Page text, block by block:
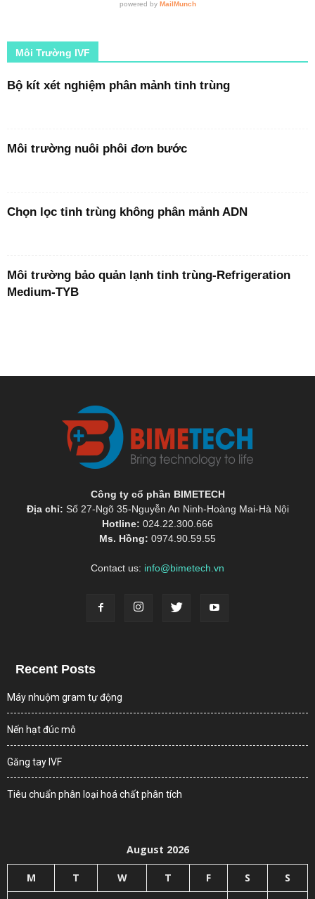
Môi Trường IVF
Bộ kít xét nghiệm phân mảnh tinh trùng
Môi trường nuôi phôi đơn bước
Chọn lọc tinh trùng không phân mảnh ADN
Môi trường bảo quản lạnh tinh trùng-Refrigeration
Medium-TYB
Công ty cổ phần BIMETECH
Địa chỉ: Số 27-Ngõ 35-Nguyễn An Ninh-Hoàng Mai-Hà Nội
Hotline: 024.22.300.666
Ms. Hồng: 0974.90.59.55
Contact us: info@bimetech.vn
Recent Posts
Máy nhuộm gram tự động
Nến hạt đúc mô
Găng tay IVF
Tiêu chuẩn phân loại hoá chất phân tích
August 2026
M T W T F S S